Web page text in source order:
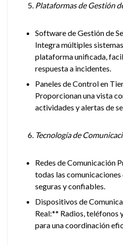
Plataformas de Gestión
Software de Gestión de
Integra múltiples
plataforma unificada,
respuesta a incidentes.
Paneles de Control en
Proporcionan una vista
actividades y alertas de
Tecnología de
Redes de Comunicación
todas las comunicaciones
seguras y confiables.
Dispositivos de
Real:** Radios, teléfonos
para una coordinación